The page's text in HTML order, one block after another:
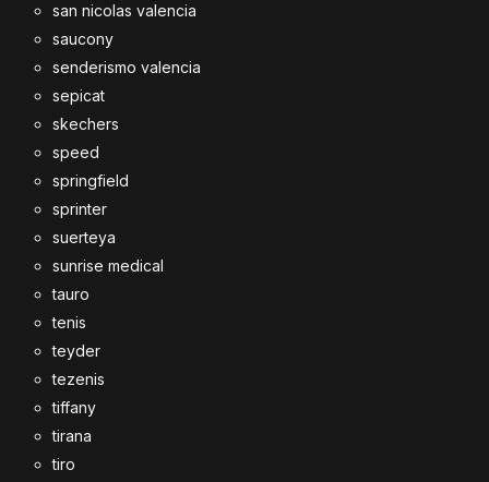
san nicolas valencia
saucony
senderismo valencia
sepicat
skechers
speed
springfield
sprinter
suerteya
sunrise medical
tauro
tenis
teyder
tezenis
tiffany
tirana
tiro